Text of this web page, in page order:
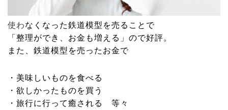
使わなくなった鉄道模型 を売ることで
「整理ができ、お金も増える」ので好評。
また、 鉄道模型 を売ったお金で
・美味しいものを食べる
・欲しかったものを買う
・旅行に行って癒される 等々